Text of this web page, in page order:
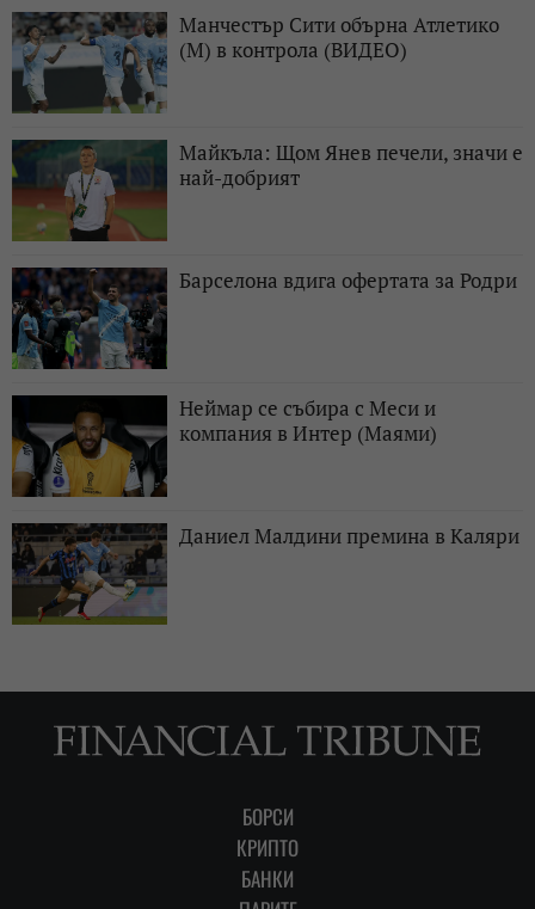
Манчестър Сити обърна Атлетико
(М) в контрола (ВИДЕО)
Майкъла: Щом Янев печели, значи е
най-добрият
Барселона вдига офертата за Родри
Неймар се събира с Меси и
компания в Интер (Маями)
Даниел Малдини премина в Каляри
БОРСИ
КРИПТО
БАНКИ